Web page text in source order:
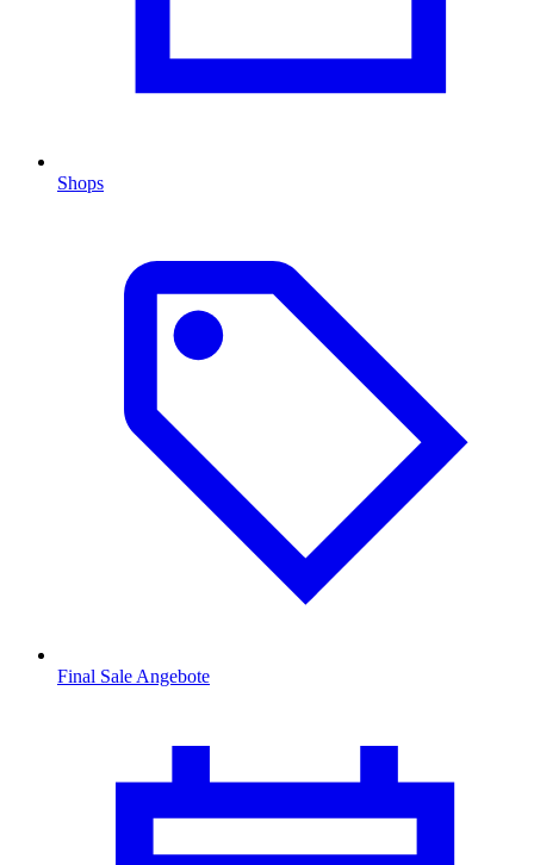
Shops
Final Sale Angebote